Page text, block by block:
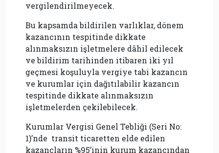
vergilendirilmeyecek.
Bu kapsamda bildirilen varlıklar, dönem
kazancının tespitinde dikkate
alınmaksızın işletmelere dâhil edilecek
ve bildirim tarihinden itibaren iki yıl
geçmesi koşuluyla vergiye tabi kazancın
ve kurumlar için dağıtılabilir kazancın
tespitinde dikkate alınmaksızın
işletmelerden çekilebilecek.
Kurumlar Vergisi Genel Tebliği (Seri No:
1)’nde transit ticaretten elde edilen
kazançların %95’inin kurum kazancından